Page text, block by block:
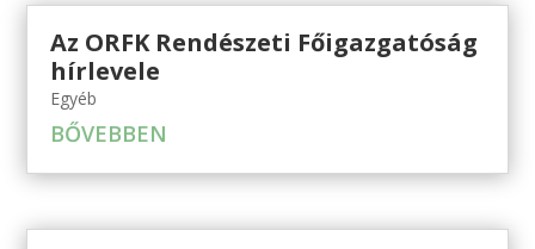
Az ORFK Rendészeti Főigazgatóság
hírlevele
Egyéb
BŐVEBBEN